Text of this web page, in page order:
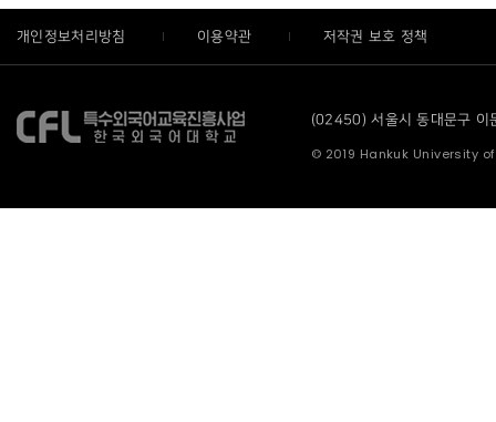
개인정보처리방침 이용약관 저작권 보호 정책
(02450) 서울시 동대문구
© 2019 Hankuk University